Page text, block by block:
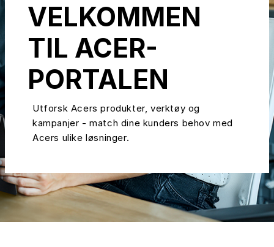
VELKOMMEN
TIL ACER-
PORTALEN
Utforsk Acers produkter, verktøy og
kampanjer - match dine kunders behov med
Acers ulike løsninger.